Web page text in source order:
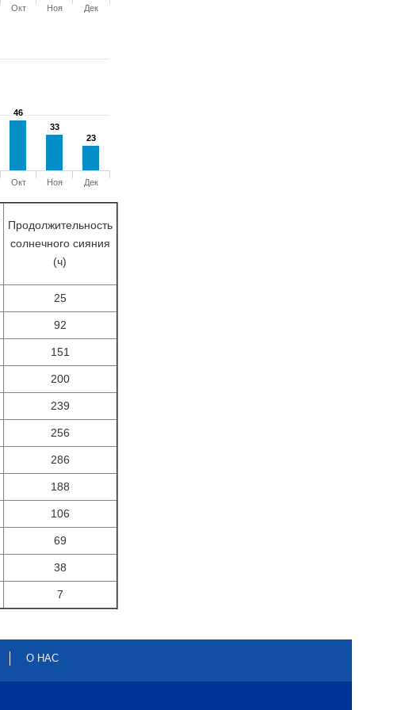
Окт Ноя Дек
46
46
33
33
23
23
Окт Ноя Дек
Продолжительность
солнечного сияния
(ч)
25
92
151
200
239
256
286
188
106
69
38
7
О НАС